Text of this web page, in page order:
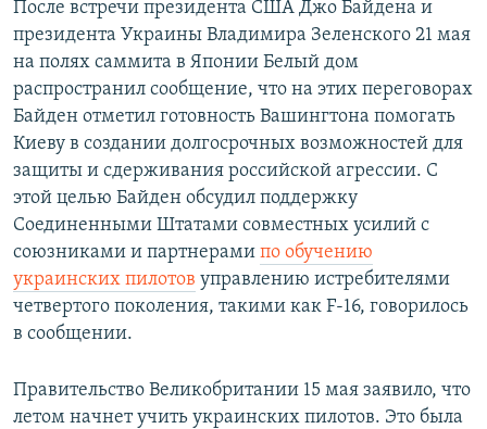
После встречи президента США Джо Байдена и
президента Украины Владимира Зеленского 21 мая
на полях саммита в Японии Белый дом
распространил сообщение, что на этих переговорах
Байден отметил готовность Вашингтона помогать
Киеву в создании долгосрочных возможностей для
защиты и сдерживания российской агрессии. С
этой целью Байден обсудил поддержку
Соединенными Штатами совместных усилий с
союзниками и партнерами по обучению
украинских пилотов управлению истребителями
четвертого поколения, такими как F-16, говорилось
в сообщении.
Правительство Великобритании 15 мая заявило, что
летом начнет учить украинских пилотов. Это была